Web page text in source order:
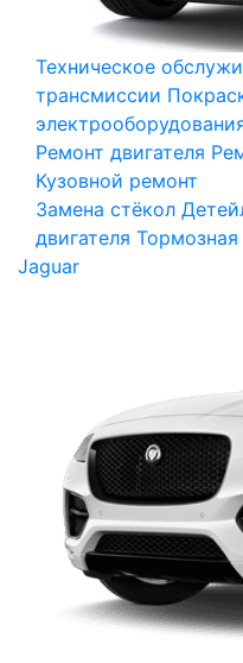
Техническое
трансмиссии
Ремонт двигателя
Кузовной ремонт
Замена стёкол
двигателя
Jaguar